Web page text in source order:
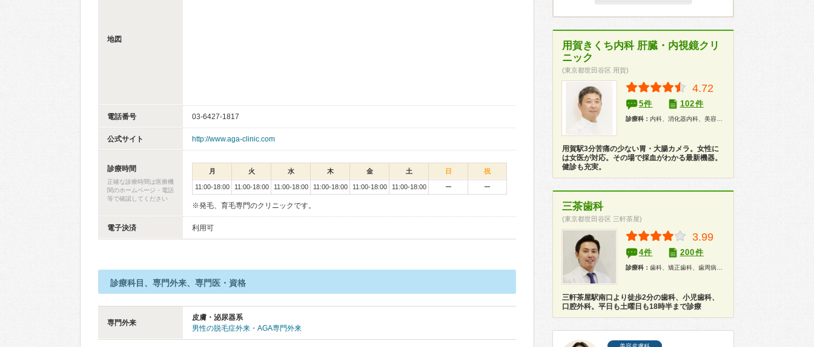
地図
電話番号 03-6427-1817
公式サイト http://www.aga-clinic.com
診療時間
正確な診療時間は医療機
関のホームページ・電話
等で確認してください
月 火 水 木 金 土 日 祝
11:00-18:00 11:00-18:00 11:00-18:00 11:00-18:00 11:00-18:00 11:00-18:00 ー ー
※発毛、育毛専門のクリニックです。
電子決済 利用可
診療科目、専門外来、専門医・資格
専門外来
皮膚・泌尿器系
男性の脱毛症外来・AGA専門外来
用賀きくち内科 肝臓・内視鏡クリ
ニック
(東京都世田谷区 用賀)
4.72
5件 102件
診療科： 内科、消化器内科、美容皮膚科、内視鏡、健康診断
用賀駅3分苦痛の少ない胃・大腸カメラ。女性に
は女医が対応。その場で採血がわかる最新機器。
健診も充実。
三茶歯科
(東京都世田谷区 三軒茶屋)
3.99
4件 200件
診療科： 歯科、矯正歯科、歯周病科、小児歯科、歯科口腔外科、インプラント、ホワイトニング
三軒茶屋駅南口より徒歩2分の歯科、小児歯科、
口腔外科。平日も土曜日も18時半まで診療